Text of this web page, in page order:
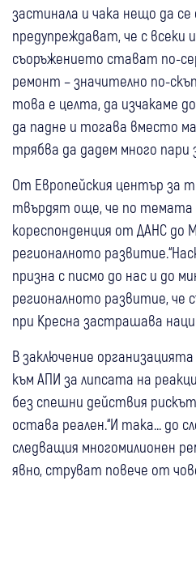
застинала и чака нещо да се
предупреждават, че с
съоръжението стават по-
ремонт – значително по-
това е целта, да изчакаме
да падне и тогава вместо
трябва да дадем много пари
От Европейския център за
твърдят още, че по темата
кореспонденция от ДАНС
регионалното
призна с писмо до нас и до
регионалното развитие, че
при Кресна застрашава
В заключение
към АПИ за липсата на
без спешни действия
остава реален.“И така... до
следващия многомилионен
явно, струват повече от